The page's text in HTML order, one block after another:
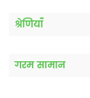
श्रेणियाँ
गरम सामान